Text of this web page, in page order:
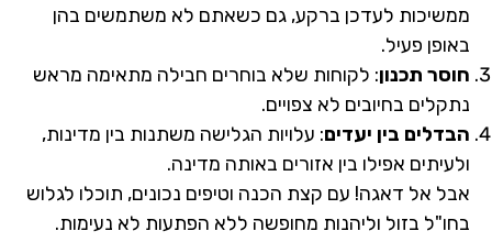
ממשיכות לעדכן ברקע, גם כשאתם לא משתמשים בהן
באופן פעיל.
חוסר תכנון: לקוחות שלא בוחרים חבילה מתאימה מראש
נתקלים בחיובים לא צפויים.
הבדלים בין יעדים: עלויות הגלישה משתנות בין מדינות,
ולעיתים אפילו בין אזורים באותה מדינה.
אבל אל דאגה! עם קצת הכנה וטיפים נכונים, תוכלו לגלוש
בחו"ל בזול וליהנות מחופשה ללא הפתעות לא נעימות.